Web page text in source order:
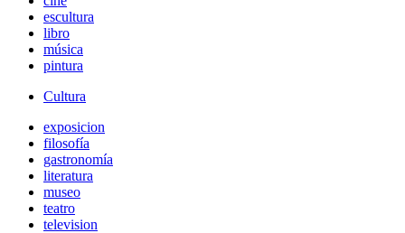
escultura
libro
música
pintura
Cultura
exposicion
filosofía
gastronomía
literatura
museo
teatro
television